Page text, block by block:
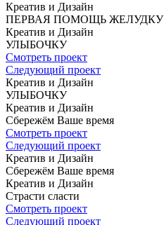
Креатив и Дизайн
ПЕРВАЯ ПОМОЩЬ ЖЕЛУДКУ
Креатив и Дизайн
УЛЫБОЧКУ
Смотреть проект
Следующий проект
Креатив и Дизайн
УЛЫБОЧКУ
Креатив и Дизайн
Сбережём Ваше время
Смотреть проект
Следующий проект
Креатив и Дизайн
Сбережём Ваше время
Креатив и Дизайн
Страсти сласти
Смотреть проект
Следующий проект